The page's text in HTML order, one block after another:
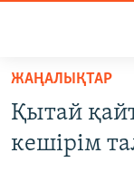
Skip
main
content
САЯСАТ
AZATTYQTV
ЖАҢАЛЫҚТАР
Қытай
кешірім